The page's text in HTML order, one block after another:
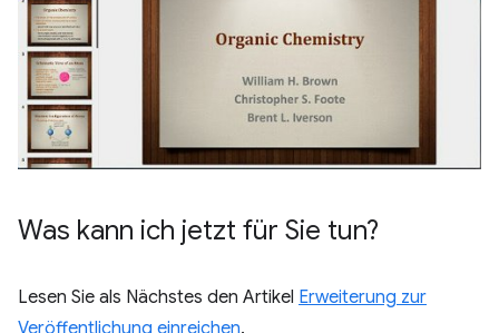
Was kann ich jetzt für Sie tun?
Lesen Sie als Nächstes den Artikel Erweiterung zur